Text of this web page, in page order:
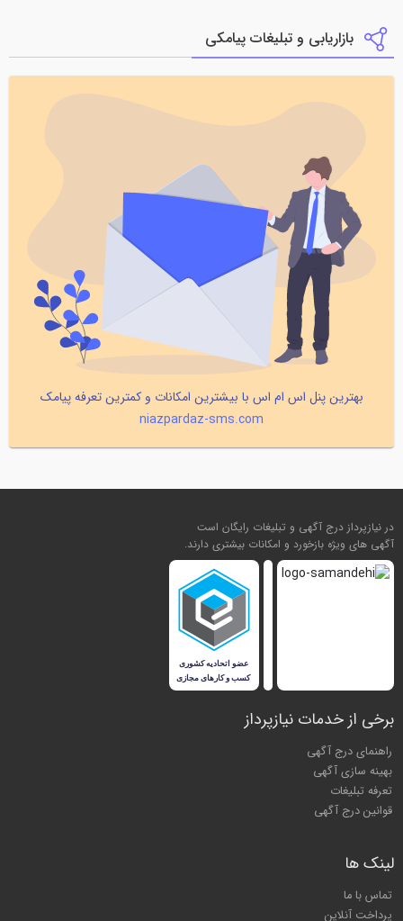
بازاریابی و تبلیغات پیامکی
بهترین پنل اس ام اس با بیشترین امکانات و کمترین تعرفه پیامک
niazpardaz-sms.com
در نیازپرداز درج آگهی و تبلیغات رایگان است
آگهی های ویژه بازخورد و امکانات بیشتری دارند.
برخی از خدمات نیازپرداز
راهنمای درج آگهی
بهینه سازی آگهی
تعرفه تبلیغات
قوانین درج آگهی
لینک ها
تماس با ما
پرداخت آنلاین